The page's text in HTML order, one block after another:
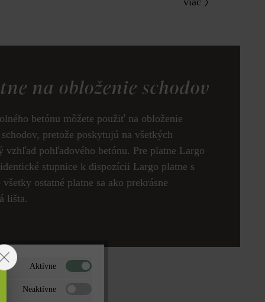
na obloženie schodov
betónu môžete použiť na obloženie
pretože poskytujú na všetkých
vzhľad pohľadového betónu. Pre platne Largo
stupnice k dispozícii Largo platne s
ostatné platne sa ako prekrásne
lišta.
Aktívne
Neaktívne